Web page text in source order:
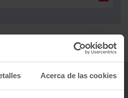
Acerca de las cookies
100% sin entrada